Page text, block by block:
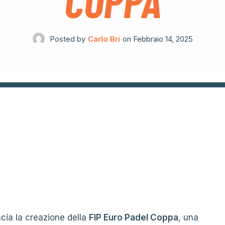
Posted by Carlo Bri on Febbraio 14, 2025
la creazione della FIP Euro Padel Coppa, una